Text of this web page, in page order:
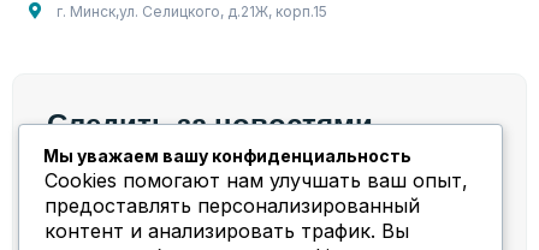
г. Минск,ул. Селицкого, д.21Ж, корп.15
Следить за новостями
Мы берем на себя весь спектр работ и задач,
связанных с компрессорным оборудованием!
Мы уважаем вашу конфиденциальность
Cookies помогают нам улучшать ваш опыт,
предоставлять персонализированный
контент и анализировать трафик. Вы